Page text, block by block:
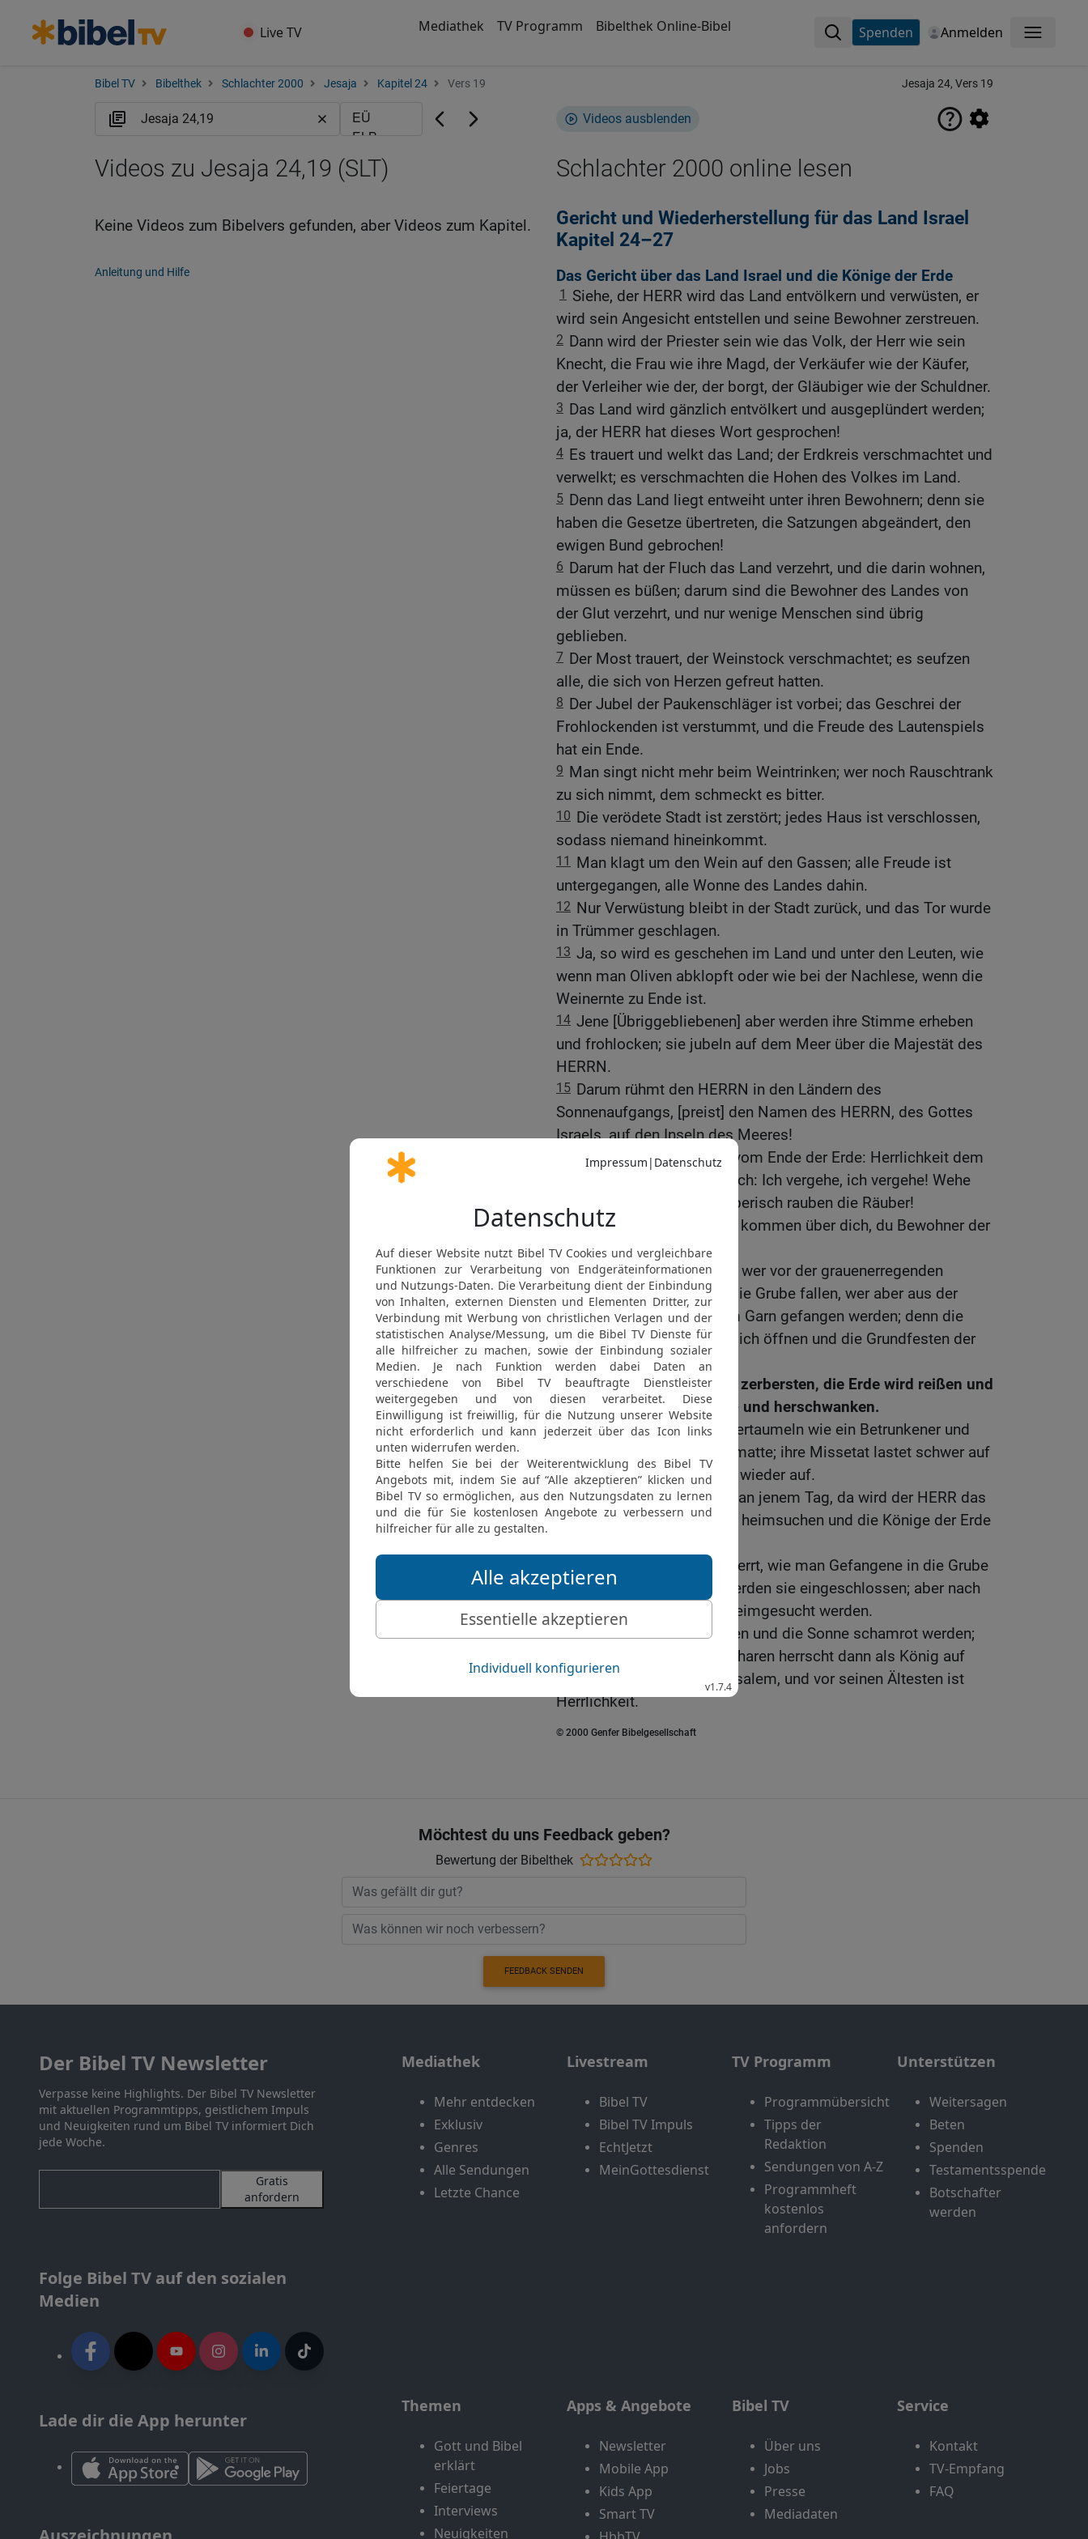
Live TV Mediathek TV Programm Bibelthek Online-Bibel Spenden Anmelden Menü
Bibel TV Bibelthek Schlachter 2000 Jesaja Kapitel 24 Vers 19 Jesaja 24, Vers 19
Videos ausblenden
Schlachter 2000 online lesen
Gericht und Wiederherstellung für das Land Israel
Kapitel 24–27
Das Gericht über das Land Israel und die Könige der Erde
1
Siehe, der HERR wird das Land entvölkern und verwüsten, er
wird sein Angesicht entstellen und seine Bewohner zerstreuen.
2 Dann wird der Priester sein wie das Volk, der Herr wie sein
Knecht, die Frau wie ihre Magd, der Verkäufer wie der Käufer,
der Verleiher wie der, der borgt, der Gläubiger wie der Schuldner.
3 Das Land wird gänzlich entvölkert und ausgeplündert werden;
ja, der HERR hat dieses Wort gesprochen!
4 Es trauert und welkt das Land; der Erdkreis verschmachtet und
verwelkt; es verschmachten die Hohen des Volkes im Land.
5 Denn das Land liegt entweiht unter ihren Bewohnern; denn sie
haben die Gesetze übertreten, die Satzungen abgeändert, den
ewigen Bund gebrochen!
6 Darum hat der Fluch das Land verzehrt, und die darin wohnen,
müssen es büßen; darum sind die Bewohner des Landes von
der Glut verzehrt, und nur wenige Menschen sind übrig
geblieben.
7 Der Most trauert, der Weinstock verschmachtet; es seufzen
alle, die sich von Herzen gefreut hatten.
8 Der Jubel der Paukenschläger ist vorbei; das Geschrei der
Frohlockenden ist verstummt, und die Freude des Lautenspiels
hat ein Ende.
9 Man singt nicht mehr beim Weintrinken; wer noch Rauschtrank
zu sich nimmt, dem schmeckt es bitter.
10 Die verödete Stadt ist zerstört; jedes Haus ist verschlossen,
sodass niemand hineinkommt.
11
Man klagt um den Wein auf den Gassen; alle Freude ist
untergegangen, alle Wonne des Landes dahin.
12 Nur Verwüstung bleibt in der Stadt zurück, und das Tor wurde
in Trümmer geschlagen.
13 Ja, so wird es geschehen im Land und unter den Leuten, wie
wenn man Oliven abklopft oder wie bei der Nachlese, wenn die
Weinernte zu Ende ist.
14 Jene [Übriggebliebenen] aber werden ihre Stimme erheben
und frohlocken; sie jubeln auf dem Meer über die Majestät des
HERRN.
15 Darum rühmt den HERRN in den Ländern des
Sonnenaufgangs, [preist] den Namen des HERRN, des Gottes
Israels, auf den Inseln des Meeres!
Wir hören Lobgesänge vom Ende der Erde: Herrlichkeit dem
Gerechten! — Ich aber sprach: Ich vergehe, ich vergehe! Wehe
mir! Räuber rauben, ja, räuberisch rauben die Räuber!
17 Grauen, Grube und Garn kommen über dich, du Bewohner der
Erde!
18
Und es wird geschehen, wer vor der grauenerregenden
Stimme flieht, der wird in die Grube fallen, wer aber aus der
Grube heraufsteigt, wird im Garn gefangen werden; denn die
Fenster der Höhe werden sich öffnen und die Grundfesten der
Erde erbeben.
19 Die Erde wird krachend zerbersten, die Erde wird reißen und
bersten, die Erde wird hin- und herschwanken.
20 Die Erde wird hin- und hertaumeln wie ein Betrunkener und
schaukeln wie eine Hängematte; ihre Missetat lastet schwer auf
ihr; sie fällt und steht nicht wieder auf.
21 Und es wird geschehen an jenem Tag, da wird der HERR das
Heer der Höhe in der Höhe heimsuchen und die Könige der Erde
und sie werden eingesperrt, wie man Gefangene in die Grube
einsperrt, und im Kerker werden sie eingeschlossen; aber nach
vielen Jahren werden sie heimgesucht werden.
Da wird der Mond erröten und die Sonne schamrot werden;
denn der HERR der Heerscharen herrscht dann als König auf
dem Berg Zion und in Jerusalem, und vor seinen Ältesten ist
Herrlichkeit.
© 2000 Genfer Bibelgesellschaft
Videos zu Jesaja 24,19 (SLT)
Keine Videos zum Bibelvers gefunden, aber Videos zum Kapitel.
Anleitung und Hilfe
Möchtest du uns Feedback geben?
Bewertung der Bibelthek
FEEDBACK SENDEN
Der Bibel TV Newsletter
Verpasse keine Highlights. Der Bibel TV Newsletter
mit aktuellen Programmtipps, geistlichem Impuls
und Neuigkeiten rund um Bibel TV informiert Dich
jede Woche.
Gratis
anfordern
Folge Bibel TV auf den sozialen
Medien
Lade dir die App herunter
Mediathek
Mehr entdecken
Exklusiv
Genres
Alle Sendungen
Letzte Chance
Livestream
Bibel TV
Bibel TV Impuls
EchtJetzt
MeinGottesdienst
TV Programm
Programmübersicht
Tipps der
Redaktion
Sendungen von A-Z
Programmheft
kostenlos
anfordern
Unterstützen
Weitersagen
Beten
Spenden
Testamentsspende
Botschafter
werden
Themen
Gott und Bibel
erklärt
Feiertage
Interviews
Neuigkeiten
Apps & Angebote
Newsletter
Mobile App
Kids App
Smart TV
Bibel TV
Über uns
Jobs
Presse
Mediadaten
Service
Kontakt
TV-Empfang
FAQ